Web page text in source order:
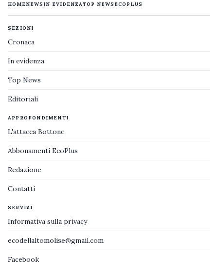
HOMENEWS IN EVIDENZATOP NEWS ECOPLUS
SEZIONI
Cronaca
In evidenza
Top News
Editoriali
APPROFONDIMENTI
L'attacca Bottone
Abbonamenti EcoPlus
Redazione
Contatti
SERVIZI
Informativa sulla privacy
ecodellaltomolise@gmail.com
Facebook